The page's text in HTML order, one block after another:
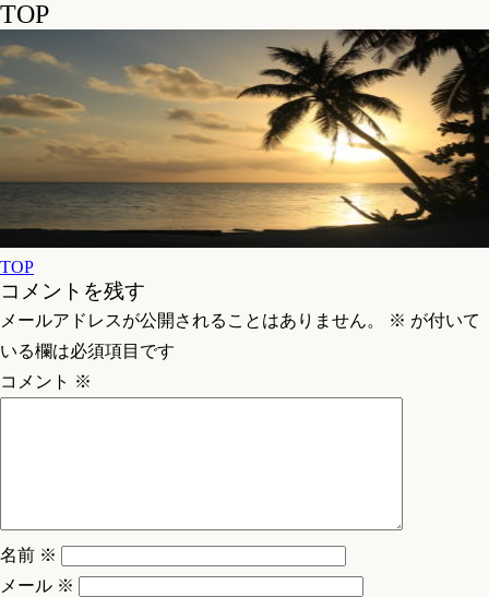
TOP
投
稿
ナ
ビ
ン
TOP
コメントを残す
メールアドレスが公開されることはありません。 ※ が付いて
いる欄は必須項目です
コメント ※
名前 ※
メール ※